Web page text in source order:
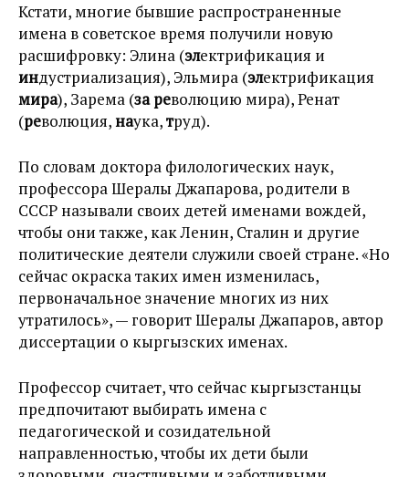
Кстати, многие бывшие распространенные
имена в советское время получили новую
расшифровку: Элина (электрификация и
индустриализация), Эльмира (электрификация
мира), Зарема (за революцию мира), Ренат
(революция,наука,труд).
По словам доктора филологических наук,
профессора Шералы Джапарова, родители в
СССР называли своих детей именами вождей,
чтобы они также, как Ленин, Сталин и другие
политические деятели служили своей стране. «Но
сейчас окраска таких имен изменилась,
первоначальное значение многих из них
утратилось», — говорит Шералы Джапаров, автор
диссертации о кыргызских именах.
Профессор считает, что сейчас кыргызстанцы
предпочитают выбирать имена с
педагогической и созидательной
направленностью, чтобы их дети были